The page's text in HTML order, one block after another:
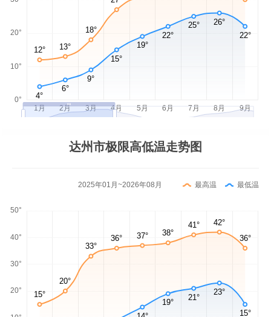
达州市极限高低温走势图
2025年01月~2026年08月 最高温 最低温